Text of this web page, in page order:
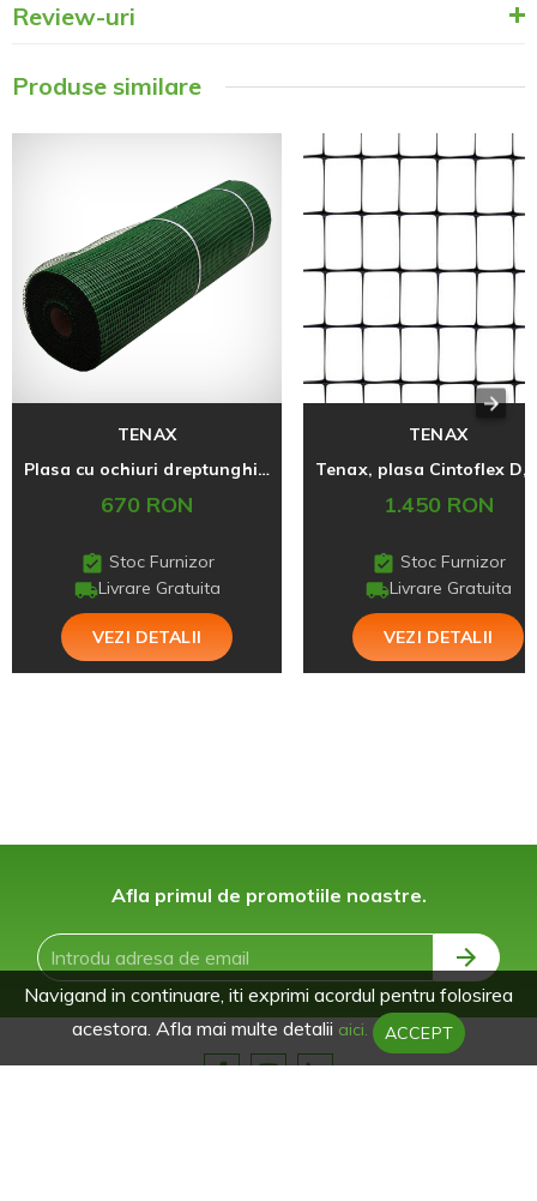
Review-uri
Produse similare
TENAX
Plasa cu ochiuri dreptunghiulare Hobby 10
670 RON
Stoc Furnizor
Livrare Gratuita
VEZI DETALII
TENAX
1.450 RON
Stoc Furnizor
Livrare Gratuita
VEZI DETALII
Afla primul de promotiile noastre.
Navigand in continuare, iti exprimi acordul pentru folosirea
acestora. Afla mai multe detalii aici. ACCEPT